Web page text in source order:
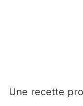
Une recette